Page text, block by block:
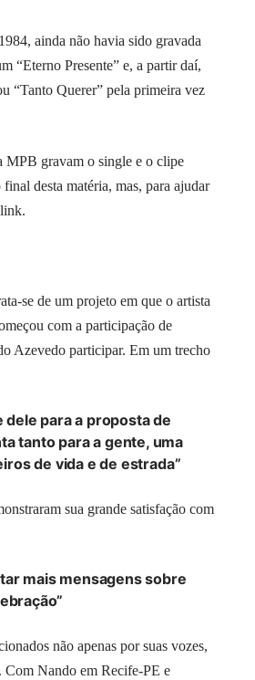
ainda não havia sido gravada
“Eterno Presente” e, a partir daí,
“Tanto Querer” pela primeira vez
MPB gravam o single e o clipe
desta matéria, mas, para ajudar
link.
se de um projeto em que o artista
com a participação de
Azevedo participar. Em um trecho
dele para a proposta de
tanto para a gente, uma
de vida e de estrada”
sua grande satisfação com
mais mensagens sobre
não apenas por suas vozes,
Com Nando em Recife-PE e